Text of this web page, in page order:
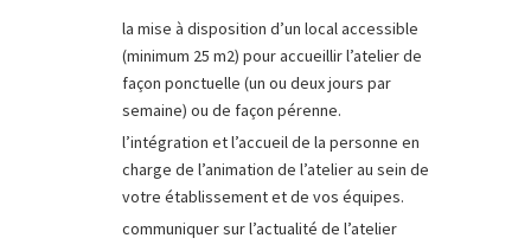
la mise à disposition d’un local accessible
(minimum 25 m2) pour accueillir l’atelier de
façon ponctuelle (un ou deux jours par
semaine) ou de façon pérenne.
l’intégration et l’accueil de la personne en
charge de l’animation de l’atelier au sein de
votre établissement et de vos équipes.
communiquer sur l’actualité de l’atelier